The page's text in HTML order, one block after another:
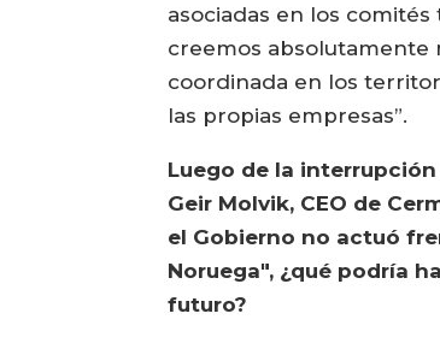
asociadas en los
creemos absolutamente
coordinada en los
las propias empresas”.
Luego de la
Geir Molvik, CEO de
el Gobierno no actuó
Noruega", ¿qué podría
futuro?